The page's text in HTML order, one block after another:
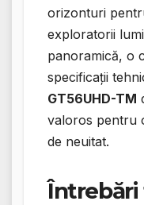
orizonturi
exploratorii
panoramică, o
specificații
GT56UHD-TM
valoros pentru
de neuitat.